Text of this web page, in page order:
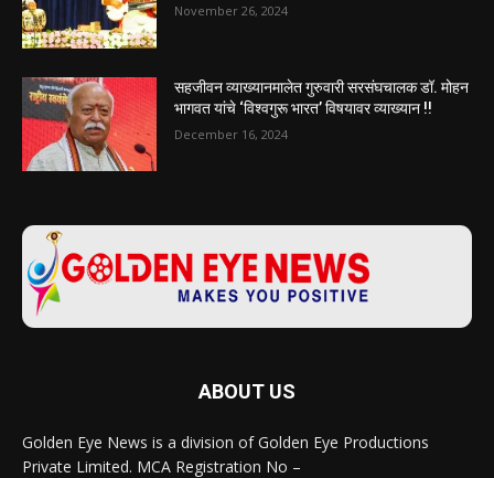
November 26, 2024
सहजीवन व्याख्यानमालेत गुरुवारी सरसंघचालक डॉ. मोहन
भागवत यांचे ‌‘विश्वगुरू भारत‌’ विषयावर व्याख्यान !!
December 16, 2024
ABOUT US
Golden Eye News is a division of Golden Eye Productions
Private Limited. MCA Registration No –